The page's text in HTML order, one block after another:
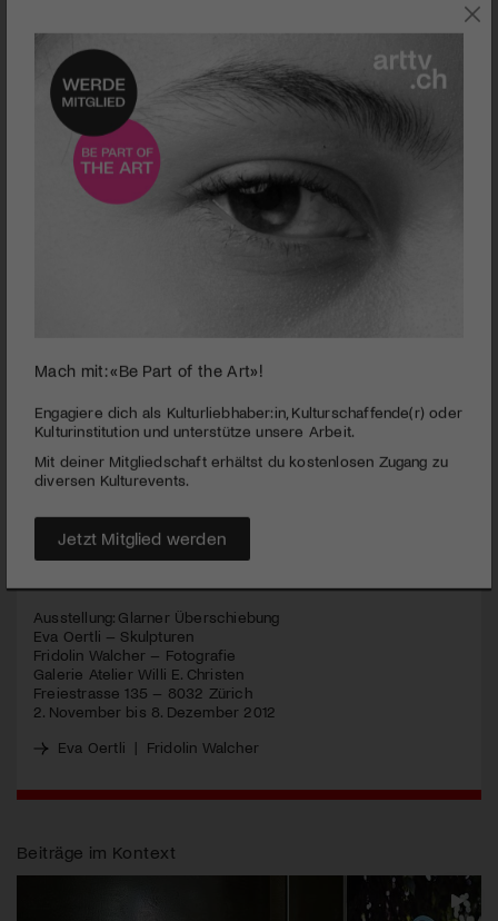
minutes,
seconds
PUBLIZIERT AM 9. NOVEMBER 2012
In Glarus sind Felswände allgegenwärtig. Zwei Glarner
Künstler stellen gemeinsam eine Auswahl ihrer Arbeiten in
Fotograf Fridolin Walcher seine Landschaftsfotografien.
MEHR
Ausstellung: Glarner Überschiebung
Eva Oertli – Skulpturen
Fridolin Walcher – Fotografie
Galerie Atelier Willi E. Christen
Freiestrasse 135 – 8032 Zürich
2. November bis 8. Dezember 2012
Eva Oertli | Fridolin Walcher
Beiträge im Kontext
Mach mit: «Be Part of the Art»!
Engagiere dich als Kulturliebhaber:in, Kulturschaffende(r) oder
Kulturinstitution und unterstütze unsere Arbeit.
Mit deiner Mitgliedschaft erhältst du kostenlosen Zugang zu
diversen Kulturevents.
Jetzt Mitglied werden